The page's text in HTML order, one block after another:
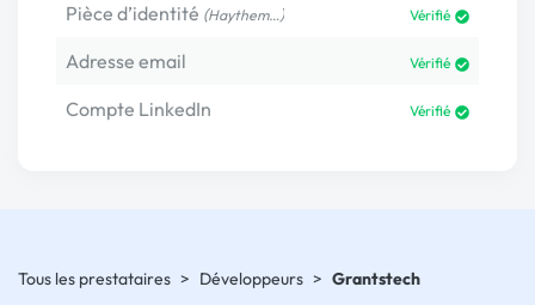
Pièce d’identité (Haythem…) Vérifié
Adresse email Vérifié
Compte LinkedIn Vérifié
Tous les prestataires > Développeurs > Grantstech